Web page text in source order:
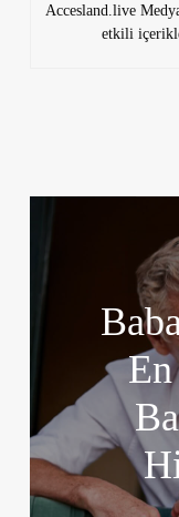
Accesland.live
etkili